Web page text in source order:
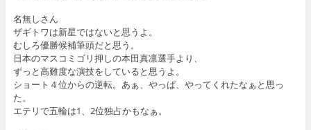
名無しさん
ザギトワは新星ではないと思うよ。
むしろ優勝候補筆頭だと思う。
日本のマスコミゴリ押しの本田真凛選手より、
ずっと高難度な演技をしていると思うよ。
ショート４位からの逆転。あぁ、やっぱ、やってくれたなぁと思っ
た。
エテリで五輪は1、2位独占かもなぁ。